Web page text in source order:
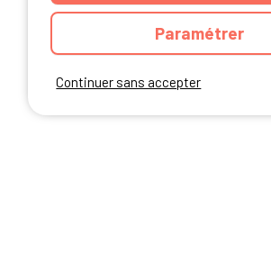
Continuer sans accepter
Paramétrer